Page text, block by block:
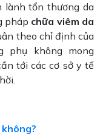
lành tổn thương da
pháp chữa viêm da
theo chỉ định của
phụ không mong
tới các cơ sở y tế